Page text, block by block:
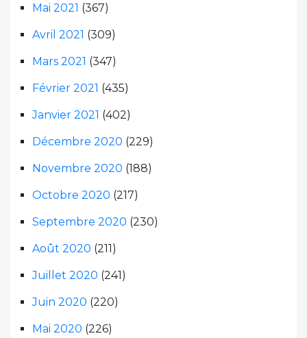
Mai 2021 (367)
Avril 2021 (309)
Mars 2021 (347)
Février 2021 (435)
Janvier 2021 (402)
Décembre 2020 (229)
Novembre 2020 (188)
Octobre 2020 (217)
Septembre 2020 (230)
Août 2020 (211)
Juillet 2020 (241)
Juin 2020 (220)
Mai 2020 (226)